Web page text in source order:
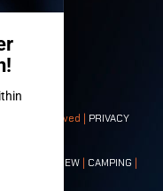
rights reserved | PRIVACY
CREW | CAMPING |